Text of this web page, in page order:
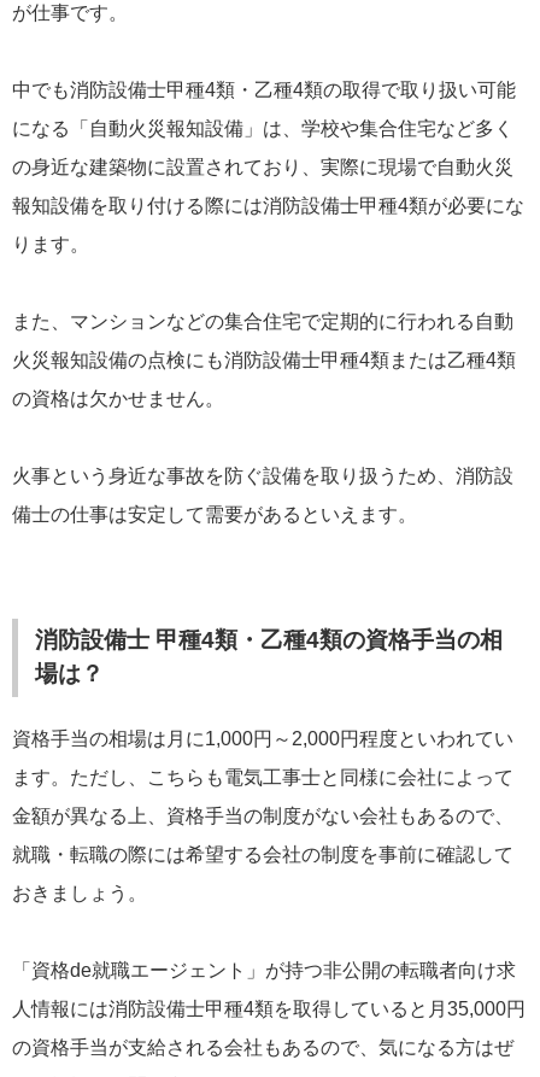
が仕事です。
中でも消防設備士甲種4類・乙種4類の取得で取り扱い可能
になる「自動火災報知設備」は、学校や集合住宅など多く
の身近な建築物に設置されており、実際に現場で自動火災
報知設備を取り付ける際には消防設備士甲種4類が必要にな
ります。
また、マンションなどの集合住宅で定期的に行われる自動
火災報知設備の点検にも消防設備士甲種4類または乙種4類
の資格は欠かせません。
火事という身近な事故を防ぐ設備を取り扱うため、消防設
備士の仕事は安定して需要があるといえます。
消防設備士 甲種4類・乙種4類の資格手当の相
場は？
資格手当の相場は月に1,000円～2,000円程度といわれてい
ます。ただし、こちらも電気工事士と同様に会社によって
金額が異なる上、資格手当の制度がない会社もあるので、
就職・転職の際には希望する会社の制度を事前に確認して
おきましょう。
「資格de就職エージェント」が持つ非公開の転職者向け求
人情報には消防設備士甲種4類を取得していると月35,000円
の資格手当が支給される会社もあるので、気になる方はぜ